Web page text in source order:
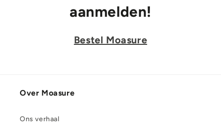
aanmelden!
Bestel Moasure
Over Moasure
Ons verhaal